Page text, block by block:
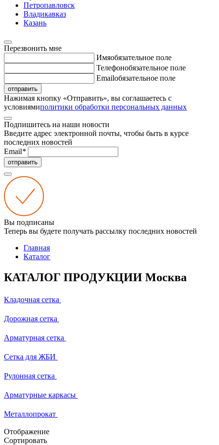
Петропавловск
Владикавказ
Казань
Перезвонить мне
Имяобязательное поле
Телефонобязательное поле
Emailобязательное поле
отправить
Нажимая кнопку «Отправить», вы соглашаетесь с
условиямиполитики обработки персональных данных
Подпишитесь на наши новости
Введите адрес электронной почты, чтобы быть в курсе
последних новостей
Email*
отправить
Вы подписаны
Теперь вы будете получать рассылку последних новостей
Главная
Каталог
КАТАЛОГ ПРОДУКЦИИ Москва
Кладочная сетка
Дорожная сетка
Арматурная сетка
Сетка для ЖБИ
Рулонная сетка
Арматурные каркасы
Металлопрокат
Отображение
Сортировать